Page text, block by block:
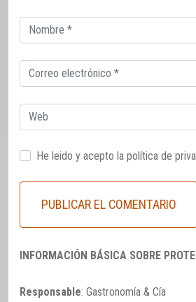
Correo
electrónico
Correo
electrónico
Web
He leido y acepto la política de
INFORMACIÓN BÁSICA SOBRE
Responsable: Gastronomía & Cía